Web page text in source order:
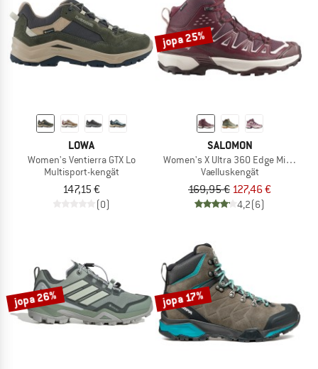
LOWA
Women's Ventierra GTX Lo
Multisport-kengät
147,15 €
(0)
jopa 25%
SALOMON
Women's X Ultra 360 Edge Mid GTX
Vaelluskengät
169,95 € 127,46 €
4,2(6)
jopa 26% jopa 17%